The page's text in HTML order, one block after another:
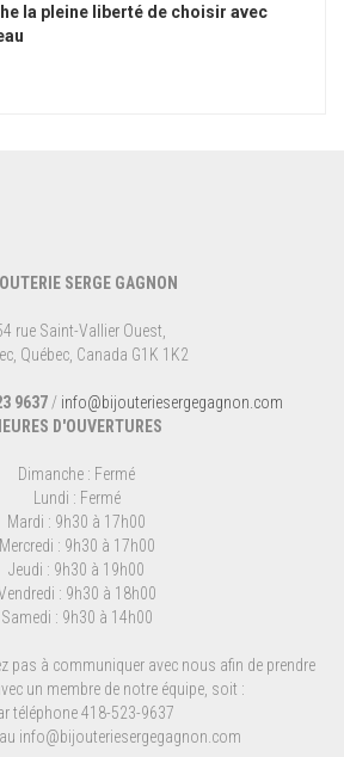
la pleine liberté de choisir avec
SERGE GAGNON
rue Saint-Vallier Ouest,
Québec, Canada G1K 1K2
9637 / info@bijouteriesergegagnon.com
D'OUVERTURES
Dimanche : Fermé
Lundi : Fermé
Mardi : 9h30 à 17h00
Mercredi : 9h30 à 17h00
Jeudi : 9h30 à 19h00
: 9h30 à 18h00
Samedi : 9h30 à 14h00
pas à communiquer avec nous afin de prendre
un membre de notre équipe, soit :
téléphone 418-523-9637
info@bijouteriesergegagnon.com